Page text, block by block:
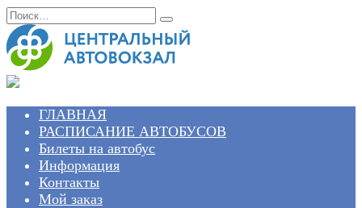
Перейти
к
содержанию
Search
for:
ГЛАВНАЯ
РАСПИСАНИЕ АВТОБУСОВ
Билеты на автобус
Информация
Контакты
Мой заказ